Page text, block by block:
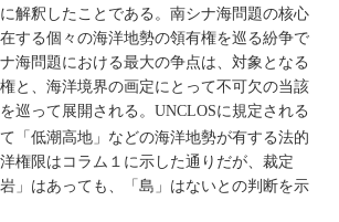
解釈したことである。南シナ海問題の核心
する個々の海洋地勢の領有権を巡る紛争で
海問題における最大の争点は、対象となる
と、海洋境界の画定にとって不可欠の当該
巡って展開される。 UNCLOSに規定される
「低潮高地」などの海洋地勢が有する法的
権限はコラム１に示した通りだが、裁定
」はあっても、「島」はないとの判断を示